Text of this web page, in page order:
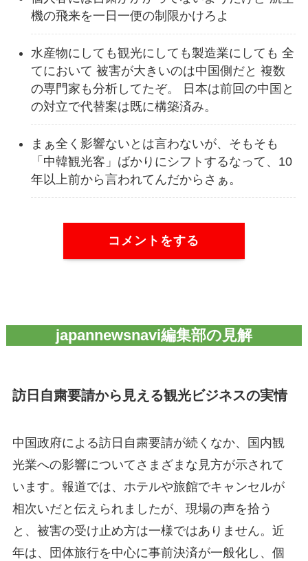
機の飛来を一日一便の制限かけろよ
水産物にしても観光にしても製造業にしても 全
てにおいて 被害が大きいのは中国側だと 複数
の専門家も分析してたぞ。 日本は前回の中国と
の対立で代替案は既に構築済み。
まぁ全く影響ないとは言わないが、そもそも
「中韓観光客」ばかりにシフトするなって、10
年以上前から言われてんだからさぁ。
コメントをする
japannewsnavi編集部の見解
訪日自粛要請から見える観光ビジネスの実情
中国政府による訪日自粛要請が続くなか、国内観
光業への影響についてさまざまな見方が示されて
います。報道では、ホテルや旅館でキャンセルが
相次いだと伝えられましたが、現場の声を拾う
と、被害の受け止め方は一様ではありません。近
年は、団体旅行を中心に事前決済が一般化し、個